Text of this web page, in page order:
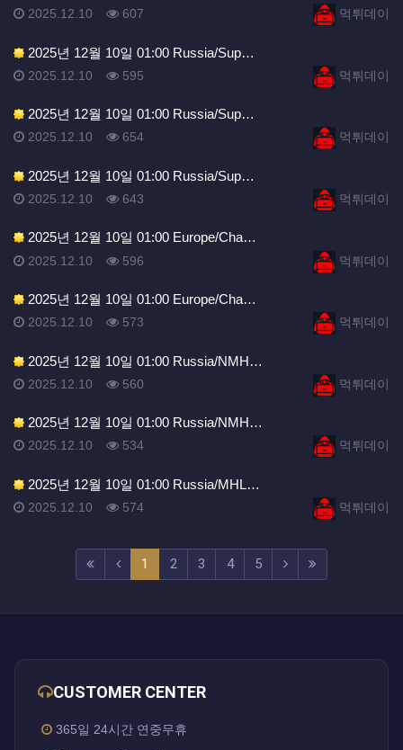
등록자먹튀데이
등록일
2025.12.10 조회
607
2025년 12월 10일 01:00 Russia/Sup…
등록자먹튀데이
등록일
2025.12.10 조회
595
2025년 12월 10일 01:00 Russia/Sup…
등록자먹튀데이
등록일
2025.12.10 조회
654
2025년 12월 10일 01:00 Russia/Sup…
등록자먹튀데이
등록일
2025.12.10 조회
643
2025년 12월 10일 01:00 Europe/Cha…
등록자먹튀데이
등록일
2025.12.10 조회
596
2025년 12월 10일 01:00 Europe/Cha…
등록자먹튀데이
등록일
2025.12.10 조회
573
2025년 12월 10일 01:00 Russia/NMH…
등록자먹튀데이
등록일
2025.12.10 조회
560
2025년 12월 10일 01:00 Russia/NMH…
등록자먹튀데이
등록일
2025.12.10 조회
534
2025년 12월 10일 01:00 Russia/MHL…
등록자먹튀데이
등록일
2025.12.10 조회
574
1 (current)
2 3 4 5 (next)
CUSTOMER CENTER
365일 24시간 연중무휴